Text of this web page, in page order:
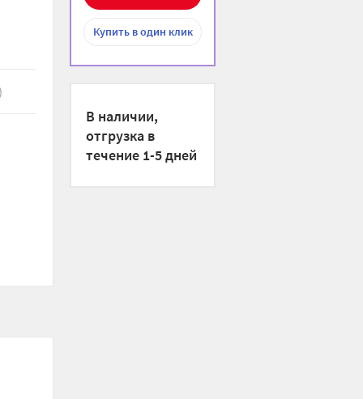
Купитьв один клик
В наличии,
отгрузка в
течение 1-5 дней